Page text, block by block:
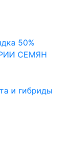
50%
СЕМЯН
и гибриды